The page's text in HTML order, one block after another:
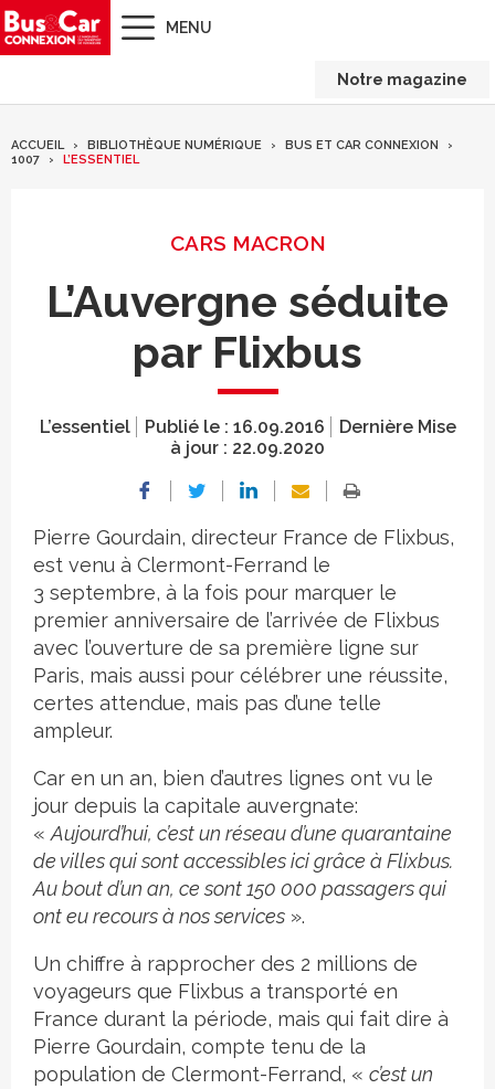
MENU
Notre magazine
ACCUEIL BIBLIOTHÈQUE NUMÉRIQUE
BUS ET CAR CONNEXION
1007
L’ESSENTIEL
CARS MACRON
L’Auvergne séduite
par Flixbus
L’essentiel Publié le : 16.09.2016
Dernière Mise
à jour : 22.09.2020
Pierre Gourdain, directeur France de Flixbus,
est venu à Clermont-Ferrand le
3 septembre, à la fois pour marquer le
premier anniversaire de l’arrivée de Flixbus
avec l’ouverture de sa première ligne sur
Paris, mais aussi pour célébrer une réussite,
certes attendue, mais pas d’une telle
ampleur.
Car en un an, bien d’autres lignes ont vu le
jour depuis la capitale auvergnate:
« Aujourd’hui, c’est un réseau d’une quarantaine
de villes qui sont accessibles ici grâce à Flixbus.
Au bout d’un an, ce sont 150 000 passagers qui
ont eu recours à nos services ».
Un chiffre à rapprocher des 2 millions de
voyageurs que Flixbus a transporté en
France durant la période, mais qui fait dire à
Pierre Gourdain, compte tenu de la
population de Clermont-Ferrand, « c’est un